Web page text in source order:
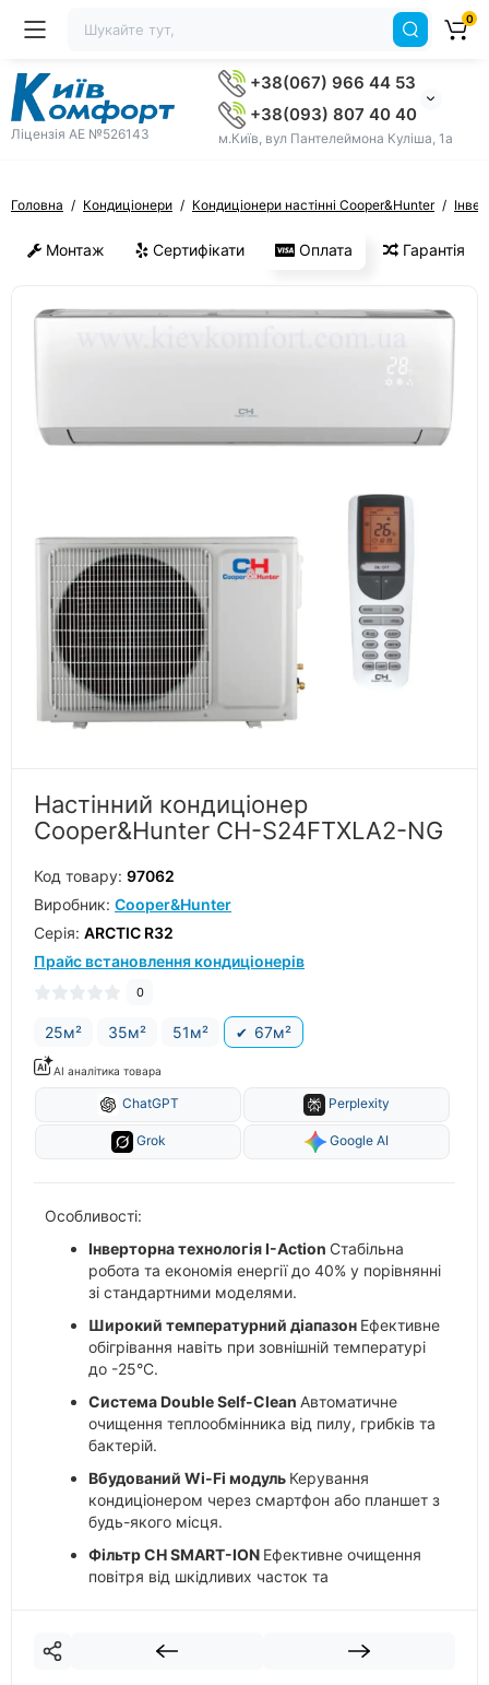
Ліцензія AE №526143
+38(067) 966 44 53
+38(093) 807 40 40
м.Київ, вул Пантелеймона Куліша, 1а
0
Головна Кондиціонери Кондиціонери настінні Cooper&Hunter
Монтаж Сертифікати Оплата Гарантія
ХІТ
Настінний кондиціонер
Cooper&Hunter CH-S24FTXLA2-NG
Код товару: 97062
Виробник: Cooper&Hunter
Серiя: ARCTIC R32
Прайс встановлення кондиціонерів
0
25м² 35м² 51м² 67м²
AI аналітика товара
ChatGPT Perplexity
Grok Google AI
Особливості:
Інверторна технологія I-Action Стабільна
робота та економія енергії до 40% у порівнянні
зі стандартними моделями.
Широкий температурний діапазон Ефективне
обігрівання навіть при зовнішній температурі
до -25°C.
Система Double Self-Clean Автоматичне
очищення теплообмінника від пилу, грибків та
бактерій.
Вбудований Wi-Fi модуль Керування
кондиціонером через смартфон або планшет з
будь-якого місця.
Фільтр CH SMART-ION Ефективне очищення
повітря від шкідливих часток та